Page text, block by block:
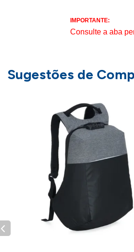
IMPORTANTE:
Consulte a aba
Sugestões de